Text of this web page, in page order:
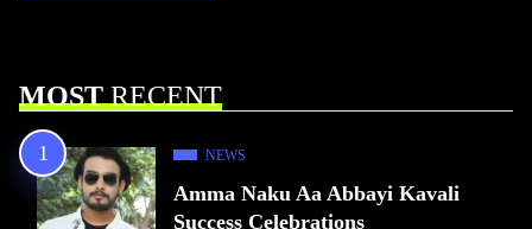
MOSTRECENT
NEWS
Amma Naku Aa Abbayi Kavali
Success Celebrations